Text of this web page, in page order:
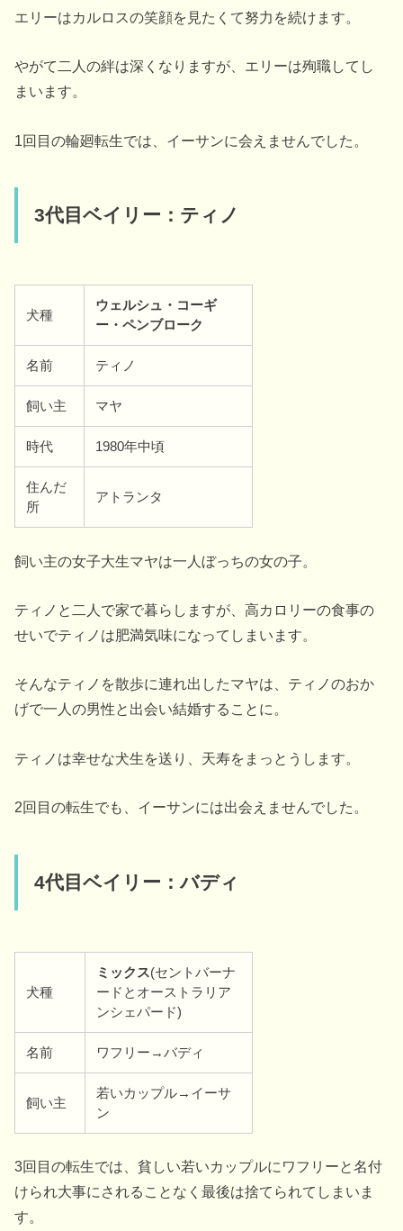
エリーはカルロスの笑顔を見たくて努力を続けます。
やがて二人の絆は深くなりますが、エリーは殉職してし
まいます。
1回目の輪廻転生では、イーサンに会えませんでした。
3代目ベイリー：ティノ
犬種
ウェルシュ・コーギ
ー・ペンブローク
名前 ティノ
飼い主 マヤ
時代 1980年中頃
住んだ
所
アトランタ
飼い主の女子大生マヤは一人ぼっちの女の子。
ティノと二人で家で暮らしますが、高カロリーの食事の
せいでティノは肥満気味になってしまいます。
そんなティノを散歩に連れ出したマヤは、ティノのおか
げで一人の男性と出会い結婚することに。
ティノは幸せな犬生を送り、天寿をまっとうします。
2回目の転生でも、イーサンには出会えませんでした。
4代目ベイリー：バディ
犬種
ミックス(セントバーナ
ードとオーストラリア
ンシェパード)
名前 ワフリー→バディ
飼い主
若いカップル→イーサ
ン
3回目の転生では、貧しい若いカップルにワフリーと名付
けられ大事にされることなく最後は捨てられてしまいま
す。